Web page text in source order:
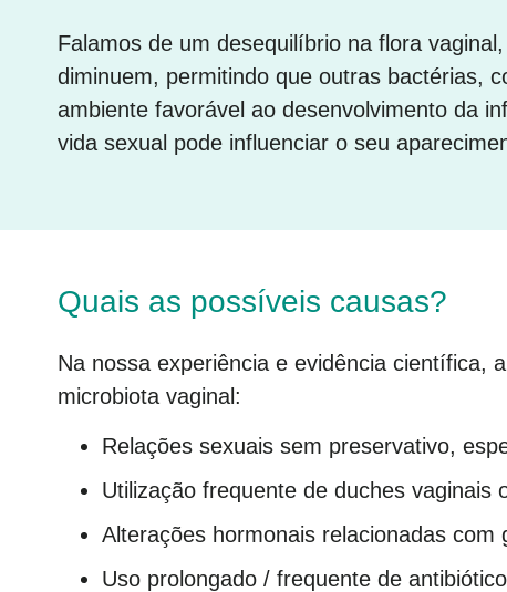
Falamos de um desequilíbrio na flora
diminuem, permitindo que outras bactérias,
ambiente favorável ao desenvolvimento da
vida sexual pode influenciar o seu
Quais as possíveis causas?
Na nossa experiência e evidência científica,
microbiota vaginal:
Relações sexuais sem preservativo,
Utilização frequente de duches
Alterações hormonais relacionadas
Uso prolongado / frequente de